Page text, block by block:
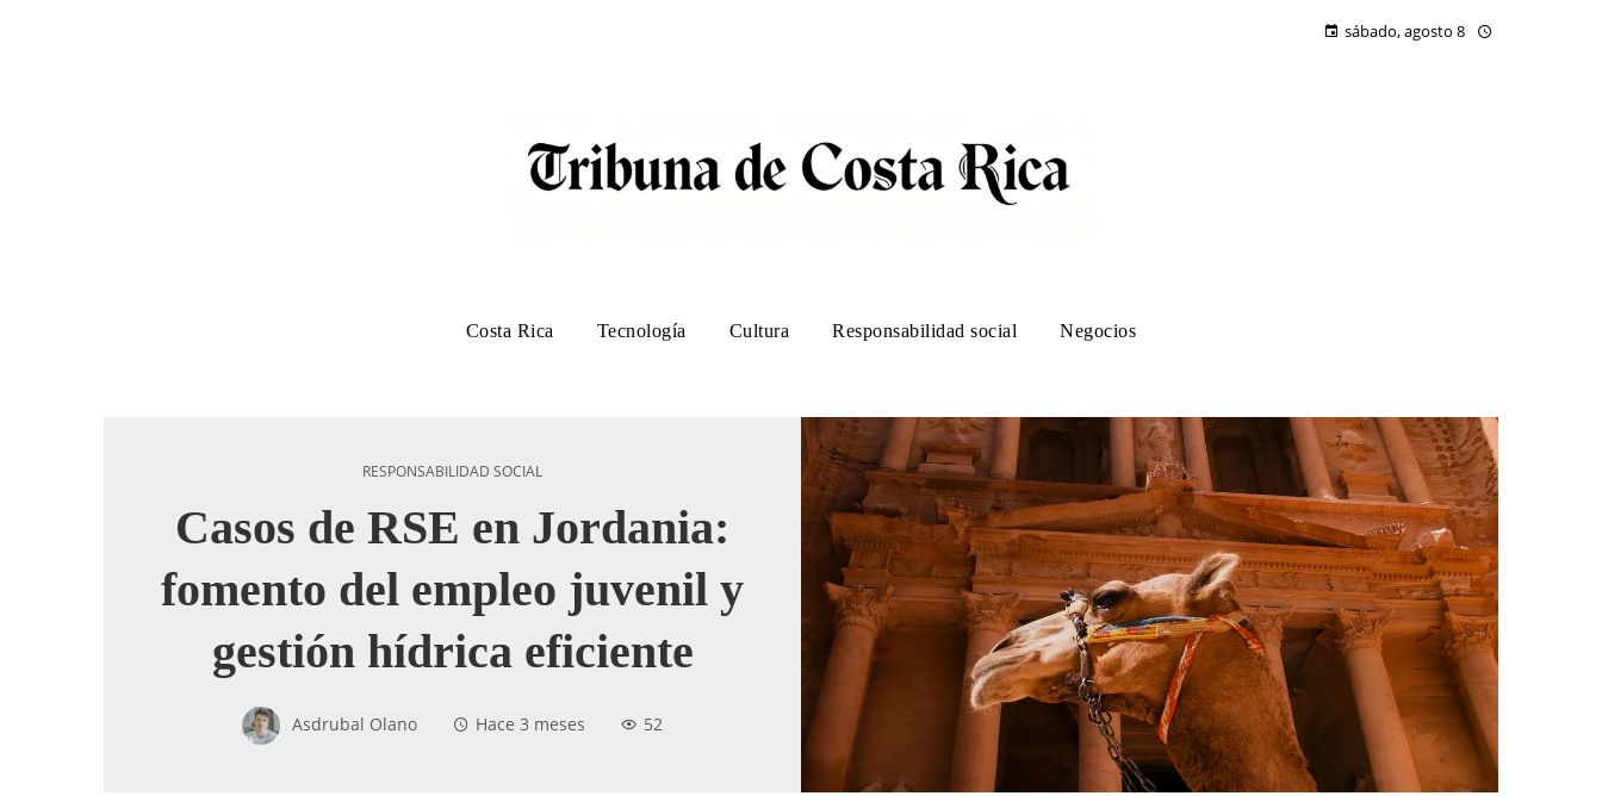
sábado, agosto 8
Costa Rica Tecnología Cultura Responsabilidad social Negocios
RESPONSABILIDAD SOCIAL
Casos de RSE en Jordania:
fomento del empleo juvenil y
gestión hídrica eficiente
Asdrubal Olano Hace 3 meses 52